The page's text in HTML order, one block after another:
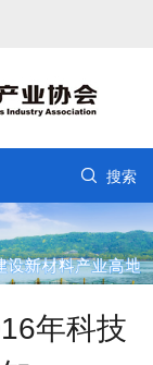
 搜索
年科技